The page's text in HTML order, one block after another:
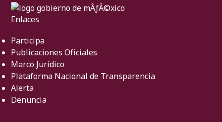
Enlaces
Participa
Publicaciones Oficiales
Marco Jurídico
Plataforma Nacional de Transparencia
Alerta
Denuncia